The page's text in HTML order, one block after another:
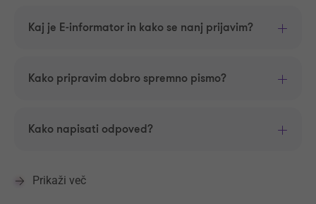
Kaj je E-informator in kako se nanj prijavim?
Kako pripravim dobro spremno pismo?
Kako napisati odpoved?
Prikaži več